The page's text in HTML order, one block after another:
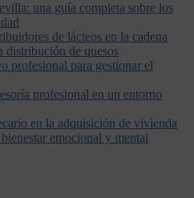
una guía completa sobre los
de lácteos en la cadena
distribución de quesos
profesional para gestionar el
profesional en un entorno
en la adquisición de vivienda
emocional y mental